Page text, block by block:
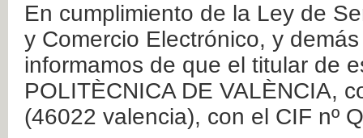
En cumplimiento de la Ley de
y Comercio Electrónico, y
informamos de que el titular de
POLITÈCNICA DE VALÈNCIA,
(46022 valencia), con el CIF nº